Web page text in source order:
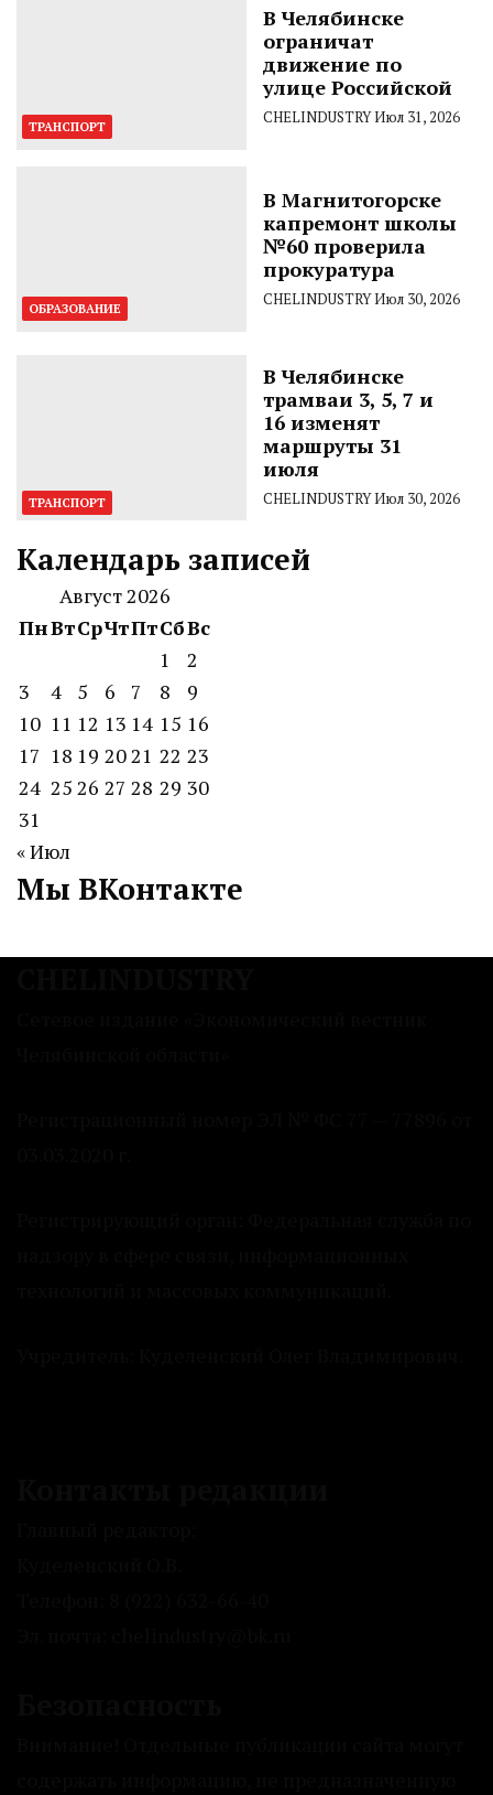
ТРАНСПОРТ
В Челябинске
ограничат
движение по
улице Российской
CHELINDUSTRYИюл 31, 2026
ОБРАЗОВАНИЕ
В Магнитогорске
капремонт школы
№60 проверила
прокуратура
CHELINDUSTRYИюл 30, 2026
ТРАНСПОРТ
В Челябинске
трамваи 3, 5, 7 и
16 изменят
маршруты 31
июля
CHELINDUSTRYИюл 30, 2026
Календарь записей
Август 2026
ПнВтСрЧтПтСбВс
1
2
3
4 5 6 7 8
9
10 11 12 13 14 15 16
17 18 19 2021 22 23
24 25 26 27 28 29 30
31
« Июл
Мы ВКонтакте